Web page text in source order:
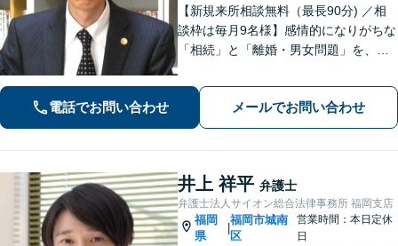
【新規来所相談無料（最長90分) ／相
談枠は毎月9名様】感情的になりがちな
「相続」と「離婚・男女問題」を、穏
務」の分析・研究なくして、にわか知
識・独自の見解では闘えません。「借
金問題」も私が一貫して全工程を対応
します。
電話でお問い合わせ メールでお問い合わせ
井上 祥平 弁護士
弁護士法人サイオン総合法律事務所 福岡支店
福岡
県
|
福岡市城南
区
営業時間：本日定休
日